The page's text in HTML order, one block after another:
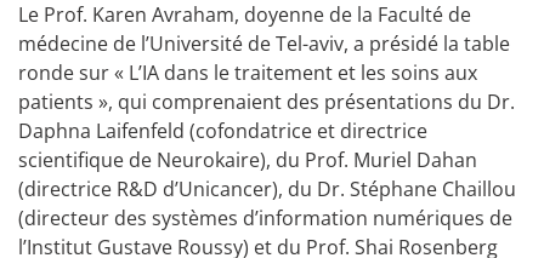
Le Prof. Karen Avraham, doyenne de la Faculté de
médecine de l’Université de Tel-aviv, a présidé la table
ronde sur « L’IA dans le traitement et les soins aux
patients », qui comprenaient des présentations du Dr.
Daphna Laifenfeld (cofondatrice et directrice
scientifique de Neurokaire), du Prof. Muriel Dahan
(directrice R&D d’Unicancer), du Dr. Stéphane Chaillou
(directeur des systèmes d’information numériques de
l’Institut Gustave Roussy) et du Prof. Shai Rosenberg